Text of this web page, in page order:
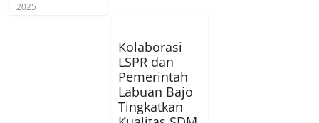
2025
Kolaborasi
LSPR dan
Pemerintah
Labuan Bajo
Tingkatkan